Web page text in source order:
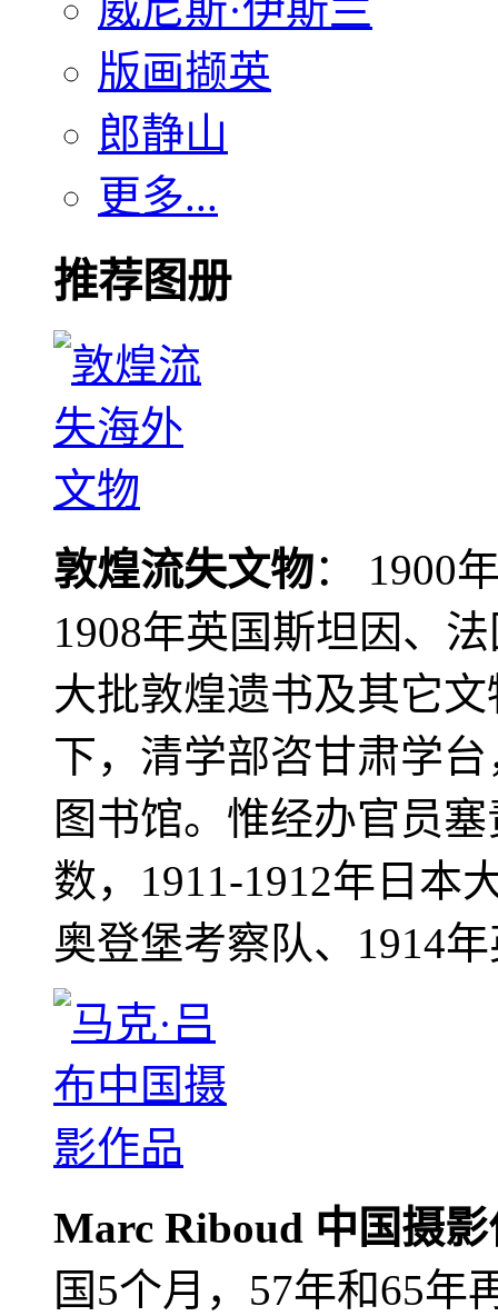
版画撷英
郎静山
更多...
推荐图册
敦煌流失文物： 1900
1908年英国斯坦因、
大批敦煌遗书及其它
下，清学部咨甘肃学
图书馆。惟经办官员
数，1911-1912年日本
奥登堡考察队、1914
Marc Riboud 中国摄
国5个月，57年和65年